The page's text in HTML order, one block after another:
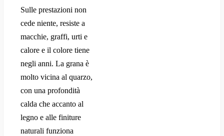
Sulle prestazioni non
cede niente, resiste a
macchie, graffi, urti e
calore e il colore tiene
negli anni. La grana è
molto vicina al quarzo,
con una profondità
calda che accanto al
legno e alle finiture
naturali funziona